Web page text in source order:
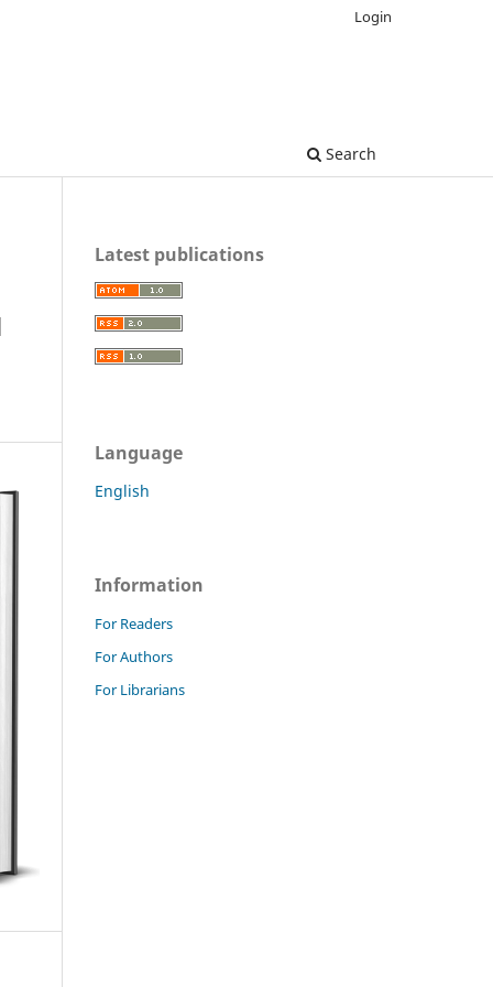
Search
Login
Latest publications
Language
English
Information
For Readers
For Authors
For Librarians